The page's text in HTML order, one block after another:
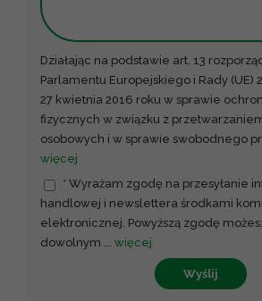
Działając na podstawie art. 13
Parlamentu Europejskiego i Rady (UE)
27 kwietnia 2016 roku w sprawie
fizycznych w związku z
osobowych i w sprawie swobodnego
więcej
* Wyrażam zgodę na przesyłanie
handlowej i newslettera środkami
elektronicznej. Powyższą zgodę
dowolnym ... więcej
Wyślij